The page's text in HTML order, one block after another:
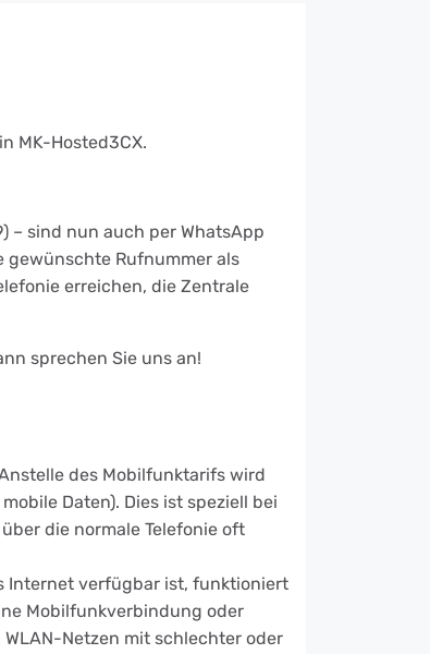
MK-Hosted3CX.
– sind nun auch per WhatsApp
gewünschte Rufnummer als
erreichen, die Zentrale
sprechen Sie uns an!
des Mobilfunktarifs wird
Daten). Dies ist speziell bei
die normale Telefonie oft
Internet verfügbar ist, funktioniert
Mobilfunkverbindung oder
Netzen mit schlechter oder